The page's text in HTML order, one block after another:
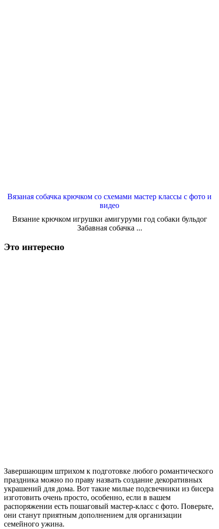
Вязаная собачка крючком со схемами мастер классы с фото и
видео
Вязание крючком игрушки амигуруми год собаки бульдог
Забавная собачка ...
Это интересно
Завершающим штрихом к подготовке любого романтического
праздника можно по праву назвать создание декоративных
украшений для дома. Вот такие милые подсвечники из бисера
изготовить очень просто, особенно, если в вашем
распоряжении есть пошаговый мастер-класс с фото. Поверьте,
они станут приятным дополнением для организации
семейного ужина.